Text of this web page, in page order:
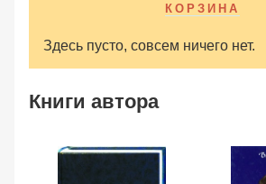
КОРЗИНА
Здесь пусто, совсем ничего нет.
Книги автора